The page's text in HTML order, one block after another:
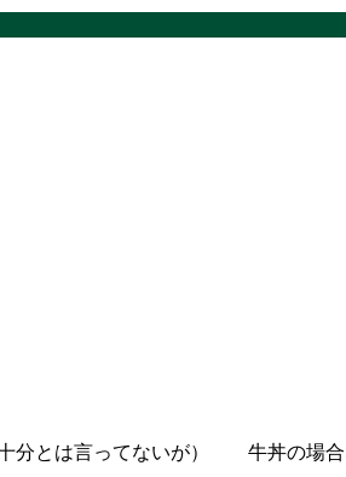
分とは言ってないが） 牛丼の場